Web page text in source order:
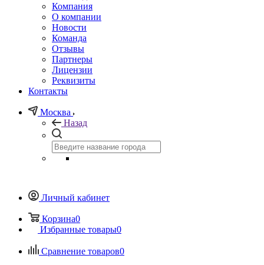
Компания
О компании
Новости
Команда
Отзывы
Партнеры
Лицензии
Реквизиты
Контакты
Москва
Назад
Личный кабинет
Корзина0
Избранные товары0
Сравнение товаров0